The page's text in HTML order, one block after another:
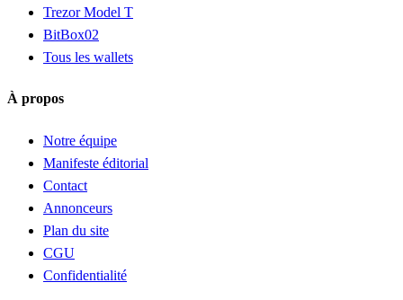
Trezor Model T
BitBox02
Tous les wallets
À propos
Notre équipe
Manifeste éditorial
Contact
Annonceurs
Plan du site
CGU
Confidentialité